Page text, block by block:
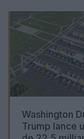
Washington
Trump lance